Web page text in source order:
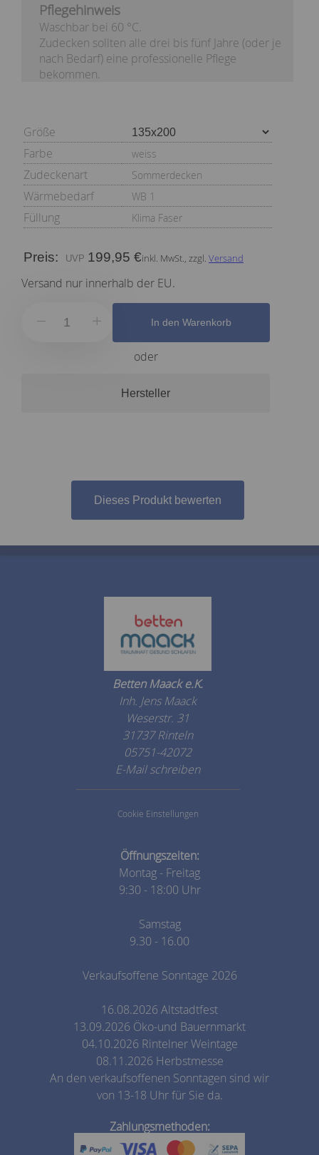
Pflegehinweis
Waschbar bei 60 °C.
Zudecken sollten alle drei bis fünf Jahre (oder je
nach Bedarf) eine professionelle Pflege
bekommen.
Größe
Farbe
weiss
Zudeckenart Sommerdecken
Wärmebedarf WB 1
Füllung Klima Faser
Preis: 199,95 €inkl. MwSt., zzgl. Versand
Versand nur innerhalb der EU.
In den Warenkorb
oder
Hersteller
Dieses Produkt bewerten
Betten Maack e.K.
Inh. Jens Maack
Weserstr. 31
31737 Rinteln
05751-42072
E-Mail schreiben
Cookie Einstellungen
Öffnungszeiten:
Montag - Freitag
9:30 - 18:00 Uhr
Samstag
9.30 - 16.00
Verkaufsoffene Sonntage 2026
16.08.2026 Altstadtfest
13.09.2026 Öko-und Bauernmarkt
04.10.2026 Rintelner Weintage
08.11.2026 Herbstmesse
An den verkaufsoffenen Sonntagen sind wir
von 13-18 Uhr für Sie da.
Zahlungsmethoden: